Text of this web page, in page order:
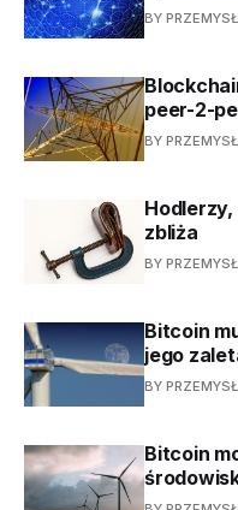
BY
peer-2-
BY
zbliża
BY
Bitcoin
jego
BY
Bitcoin